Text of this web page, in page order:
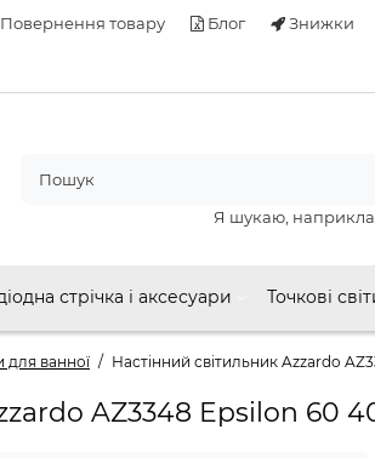
Повернення товару Блог Знижки
Я шукаю,
стрічка і аксесуари Точкові
для ванної Настінний світильник Azzardo
AZ3348 Epsilon 60